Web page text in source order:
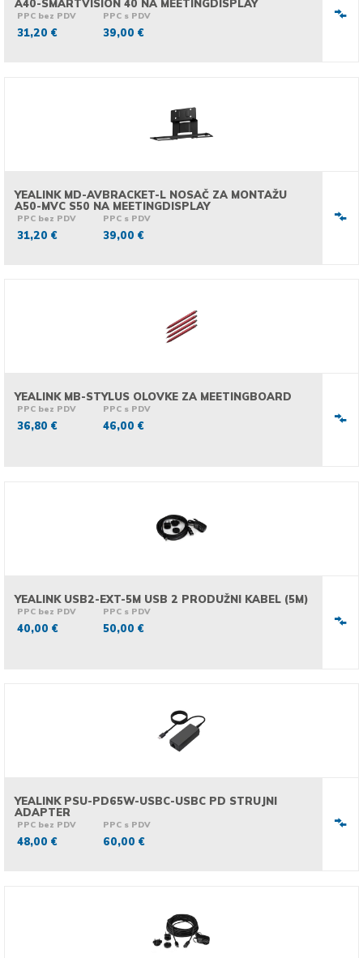
A40-SMARTVISION 40 NA MEETINGDISPLAY
PPC bez PDV
31,20 €
PPC s PDV
39,00 €
YEALINK MD-AVBRACKET-L NOSAČ ZA MONTAŽU
A50-MVC S50 NA MEETINGDISPLAY
PPC bez PDV
31,20 €
PPC s PDV
39,00 €
YEALINK MB-STYLUS OLOVKE ZA MEETINGBOARD
PPC bez PDV
36,80 €
PPC s PDV
46,00 €
YEALINK USB2-EXT-5M USB 2 PRODUŽNI KABEL (5M)
PPC bez PDV
40,00 €
PPC s PDV
50,00 €
YEALINK PSU-PD65W-USBC-USBC PD STRUJNI
ADAPTER
PPC bez PDV
48,00 €
PPC s PDV
60,00 €